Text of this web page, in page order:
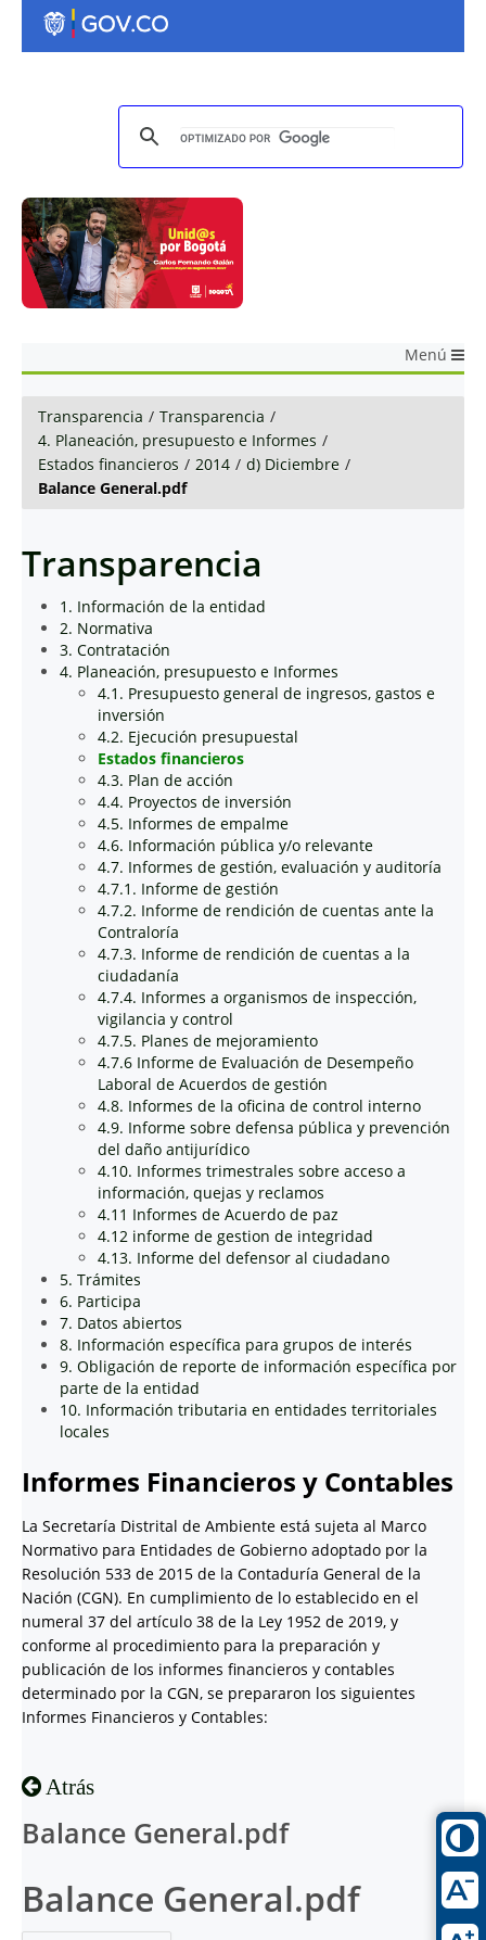
Menú
Transparencia / Transparencia /
4. Planeación, presupuesto e Informes /
Estados financieros / 2014 / d) Diciembre /
Balance General.pdf
Transparencia
1. Información de la entidad
2. Normativa
3. Contratación
4. Planeación, presupuesto e Informes
4.1. Presupuesto general de ingresos, gastos e
inversión
4.2. Ejecución presupuestal
Estados financieros
4.3. Plan de acción
4.4. Proyectos de inversión
4.5. Informes de empalme
4.6. Información pública y/o relevante
4.7. Informes de gestión, evaluación y auditoría
4.7.1. Informe de gestión
4.7.2. Informe de rendición de cuentas ante la
Contraloría
4.7.3. Informe de rendición de cuentas a la
ciudadanía
4.7.4. Informes a organismos de inspección,
vigilancia y control
4.7.5. Planes de mejoramiento
4.7.6 Informe de Evaluación de Desempeño
Laboral de Acuerdos de gestión
4.8. Informes de la oficina de control interno
4.9. Informe sobre defensa pública y prevención
del daño antijurídico
4.10. Informes trimestrales sobre acceso a
información, quejas y reclamos
4.11 Informes de Acuerdo de paz
4.12 informe de gestion de integridad
4.13. Informe del defensor al ciudadano
5. Trámites
6. Participa
7. Datos abiertos
8. Información específica para grupos de interés
9. Obligación de reporte de información específica por
parte de la entidad
10. Información tributaria en entidades territoriales
locales
Informes Financieros y Contables
La Secretaría Distrital de Ambiente está sujeta al Marco
Normativo para Entidades de Gobierno adoptado por la
Resolución 533 de 2015 de la Contaduría General de la
Nación (CGN). En cumplimiento de lo establecido en el
numeral 37 del artículo 38 de la Ley 1952 de 2019, y
conforme al procedimiento para la preparación y
publicación de los informes financieros y contables
determinado por la CGN, se prepararon los siguientes
Informes Financieros y Contables:
Atrás
Balance General.pdf
Balance General.pdf